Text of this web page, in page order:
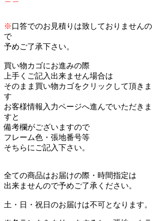
※口答でのお見積りは致しておりませんの
で
予めご了承下さい。
買い物カゴにお進みの際
上手くご記入出来ません場合は
そのまま買い物カゴをクリックして頂きま
す
お客様情報入力ページへ進んでいただきま
すと
備考欄がございますので
フレーム色・張地番号等
そちらにご記入下さい。
全ての商品はお届けの際・時間指定は
出来ませんので予めご了承ください。
土・日・祝日のお届けは不可となります。